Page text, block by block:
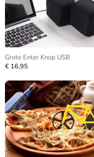
Grote Enter Knop USB
€ 16,95